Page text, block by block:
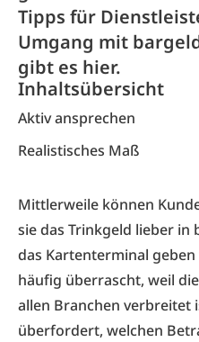
Tipps für
Umgang mit
gibt es hier.
Inhaltsübersicht
Aktiv ansprechen
Realistisches Maß
Mittlerweile können
sie das Trinkgeld lieber
das Kartenterminal
häufig überrascht, weil
allen Branchen verbreitet
überfordert, welchen